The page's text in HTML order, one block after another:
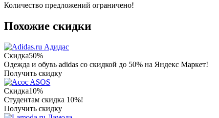
Количество предложений ограничено!
Похожие скидки
Адидас
Скидка50%
Одежда и обувь adidas со скидкой до 50% на Яндекс Маркет!
Получить скидку
ASOS
Скидка10%
Студентам скидка 10%!
Получить скидку